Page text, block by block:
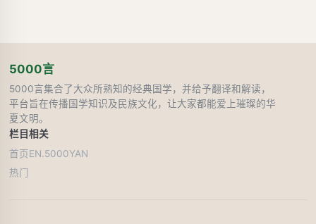
5000言
5000言集合了大众所熟知的经典国学，并给予翻译和解读，
平台旨在传播国学知识及民族文化，让大家都能爱上璀璨的华
夏文明。
栏目
首页
热门
相关
EN.5000YAN